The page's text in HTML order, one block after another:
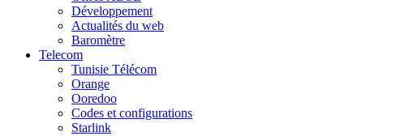
Développement
Actualités du web
Baromètre
Telecom
Tunisie Télécom
Orange
Ooredoo
Codes et configurations
Starlink